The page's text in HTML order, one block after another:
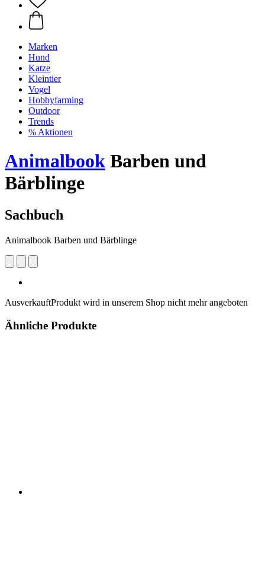
Marken
Hund
Katze
Kleintier
Vogel
Hobbyfarming
Outdoor
Trends
% Aktionen
Animalbook Barben und
Bärblinge
Sachbuch
Animalbook Barben und Bärblinge
AusverkauftProdukt wird in unserem Shop nicht mehr angeboten
Ähnliche Produkte